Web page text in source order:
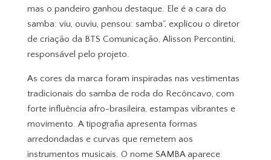
mas o pandeiro ganhou destaque. Ele é a cara do
samba: viu, ouviu, pensou: samba”, explicou o diretor
de criação da BTS Comunicação, Alisson Percontini,
responsável pelo projeto.
As cores da marca foram inspiradas nas vestimentas
tradicionais do samba de roda do Recôncavo, com
forte influência afro-brasileira, estampas vibrantes e
movimento. A tipografia apresenta formas
arredondadas e curvas que remetem aos
instrumentos musicais. O nome SAMBA aparece